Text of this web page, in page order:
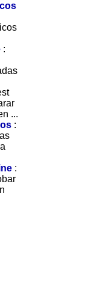
:
...
:
: